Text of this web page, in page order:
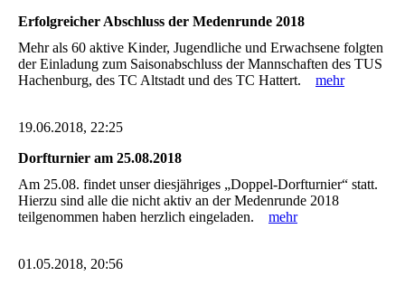
Erfolgreicher Abschluss der Medenrunde 2018
Mehr als 60 aktive Kinder, Jugendliche und Erwachsene folgten
der Einladung zum Saisonabschluss der Mannschaften des TUS
Hachenburg, des TC Altstadt und des TC Hattert. mehr
19.06.2018, 22:25
Dorfturnier am 25.08.2018
Am 25.08. findet unser diesjähriges „Doppel-Dorfturnier“ statt.
Hierzu sind alle die nicht aktiv an der Medenrunde 2018
teilgenommen haben herzlich eingeladen. mehr
01.05.2018, 20:56